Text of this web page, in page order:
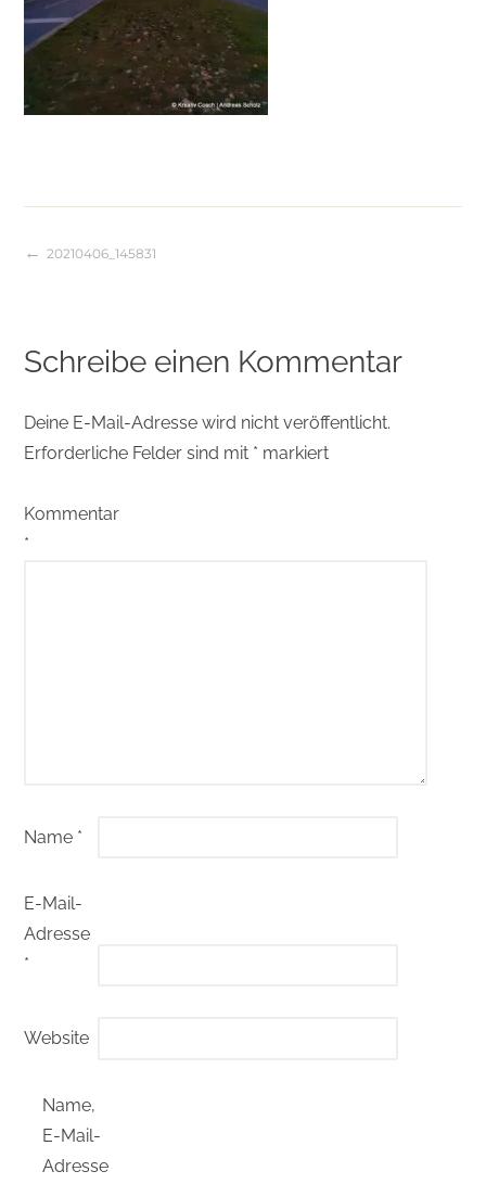
Beitragsnavigation
20210406_145831
Schreibe einen Kommentar
Deine E-Mail-Adresse wird nicht veröffentlicht.
Erforderliche Felder sind mit * markiert
Kommentar
*
Name *
E-Mail-
Adresse
*
Website
Name,
E-Mail-
Adresse